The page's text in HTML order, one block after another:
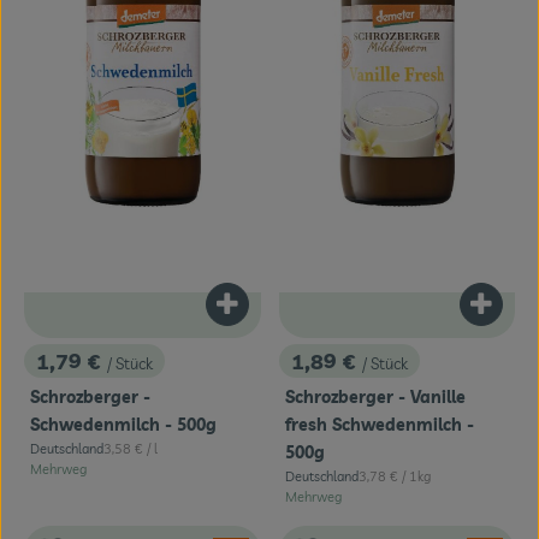
, Preis:
1,79 € / Stück
Schrozberger -
Schwedenmilch - 500g
, Herkunft:
Deutschland, Referenzpreis:
3,58 € / l
Mehrweg
Produkt zum Warenkorb hinzufügen
, Preis:
1,89 € / Stück
Schrozberger - Vanille
fresh Schwedenmilch -
500g
, Herkunft:
Deutschland, Referenzpreis:
3,78 € / 1kg
Mehrweg